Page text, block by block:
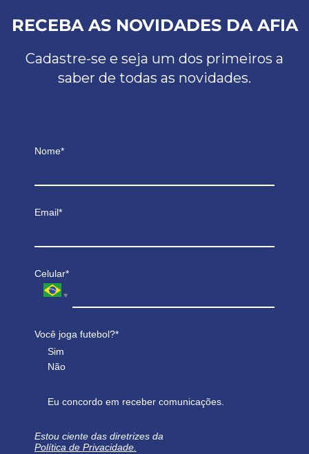
RECEBA AS NOVIDADES DA AFIA
Cadastre-se e seja um dos primeiros a
saber de todas as novidades.
Nome*
Email*
Celular*
Você joga futebol?*
Sim
Não
Eu concordo em receber comunicações.
Estou ciente das diretrizes da
Política de Privacidade.